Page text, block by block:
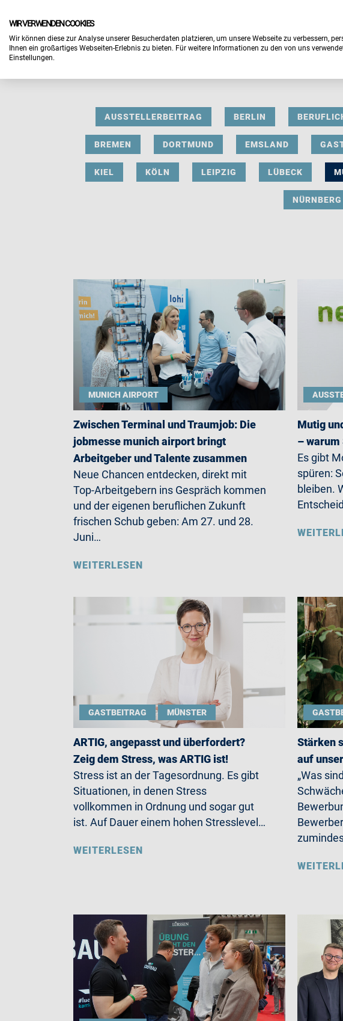
AUSSTELLERBEITRAG BERLIN
BREMEN DORTMUND EMSLAND
KIEL KÖLN LEIPZIG LÜBECK
NÜRNBERG
MUNICH AIRPORT
Zwischen Terminal und Traumjob: Die
jobmesse munich airport bringt
Arbeitgeber und Talente zusammen
Neue Chancen entdecken, direkt mit
Top-Arbeitgebern ins Gespräch kommen
und der eigenen beruflichen Zukunft
frischen Schub geben: Am 27. und 28.
Juni…
WEITERLESEN
Mutig
–
Es gibt
spüren:
bleiben.
GASTBEITRAG MÜNSTER
ARTIG, angepasst und überfordert?
Zeig dem Stress, was ARTIG ist!
Stress ist an der Tagesordnung. Es gibt
Situationen, in denen Stress
vollkommen in Ordnung und sogar gut
ist. Auf Dauer einem hohen Stresslevel…
WEITERLESEN
Stärken
auf
„Was
WIR VERWENDEN COOKIES
Wir können diese zur Analyse unserer Besucherdaten platzieren, um unsere Webseite zu verbessern,
Ihnen ein großartiges Webseiten-Erlebnis zu bieten. Für weitere Informationen zu den von uns
Einstellungen.